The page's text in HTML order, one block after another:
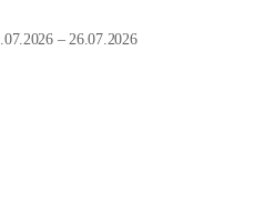
– 26.07.2026